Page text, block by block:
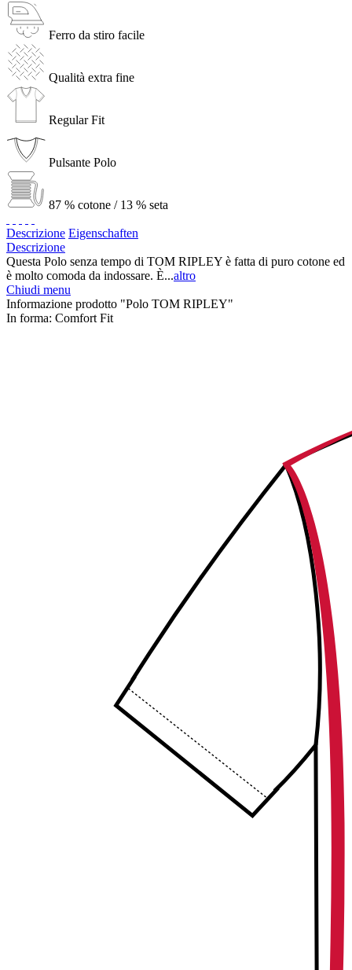
Ferro da stiro facile
Qualità extra fine
Regular Fit
Pulsante Polo
87 % cotone / 13 % seta
Descrizione Eigenschaften
Descrizione
Questa Polo senza tempo di TOM RIPLEY è fatta di puro cotone ed
è molto comoda da indossare. È...altro
Chiudi menu
Informazione prodotto "Polo TOM RIPLEY"
In forma: Comfort Fit